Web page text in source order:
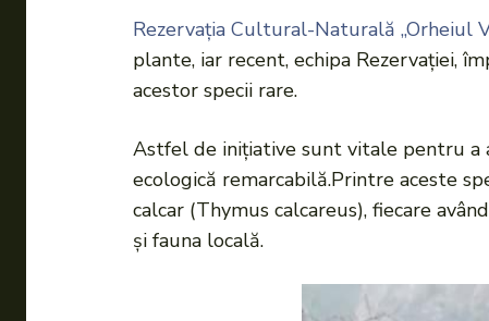
Rezervația Cultural-Naturală „Orheiul
plante, iar recent, echipa Rezervației,
acestor specii rare.
Astfel de inițiative sunt vitale pentru a
ecologică remarcabilă.Printre aceste
calcar (Thymus calcareus), fiecare
și fauna locală.